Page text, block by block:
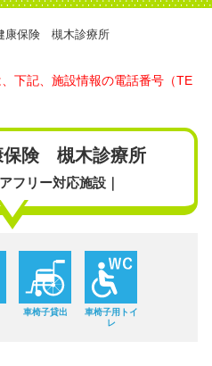
康保険 槻木診療所
下記、施設情報の電話番号（TE
保険 槻木診療所
フリー対応施設｜
車椅子貸出
車椅子用トイ
レ